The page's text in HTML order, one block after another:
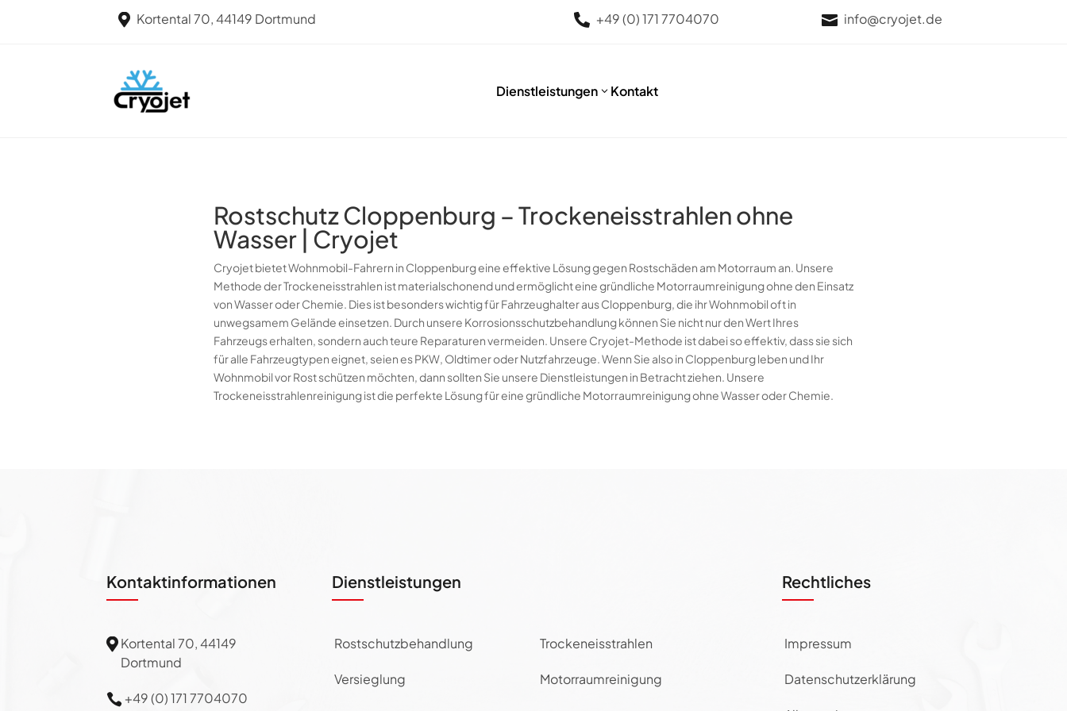
 Kortental 70, 44149 Dortmund  +49 (0) 171 7704070  info@cryojet.de
Dienstleistungen 3 Kontakt
Rostschutz Cloppenburg – Trockeneisstrahlen ohne
Wasser | Cryojet
Cryojet bietet Wohnmobil-Fahrern in Cloppenburg eine effektive Lösung gegen Rostschäden am Motorraum an. Unsere
Methode der Trockeneisstrahlen ist materialschonend und ermöglicht eine gründliche Motorraumreinigung ohne den Einsatz
von Wasser oder Chemie. Dies ist besonders wichtig für Fahrzeughalter aus Cloppenburg, die ihr Wohnmobil oft in
unwegsamem Gelände einsetzen. Durch unsere Korrosionsschutzbehandlung können Sie nicht nur den Wert Ihres
Fahrzeugs erhalten, sondern auch teure Reparaturen vermeiden. Unsere Cryojet-Methode ist dabei so effektiv, dass sie sich
für alle Fahrzeugtypen eignet, seien es PKW, Oldtimer oder Nutzfahrzeuge. Wenn Sie also in Cloppenburg leben und Ihr
Wohnmobil vor Rost schützen möchten, dann sollten Sie unsere Dienstleistungen in Betracht ziehen. Unsere
Trockeneisstrahlenreinigung ist die perfekte Lösung für eine gründliche Motorraumreinigung ohne Wasser oder Chemie.
Kontaktinformationen
Kortental 70, 44149
Dortmund
 +49 (0) 171 7704070
Dienstleistungen
Rostschutzbehandlung Trockeneisstrahlen
Versieglung Motorraumreinigung
Rechtliches
Impressum
Datenschutzerklärung